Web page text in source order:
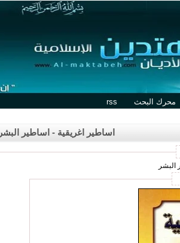
محرك البحث rss
اساطير اغريقية - اساطير البشر
البشر